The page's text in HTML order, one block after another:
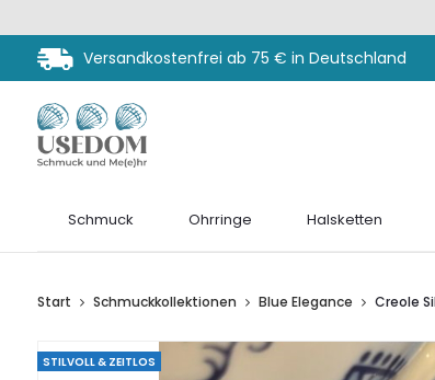
Versandkostenfrei ab 75 € in Deutschland
Schmuck Ohrringe Halsketten
Start Schmuckkollektionen Blue Elegance Creole
STILVOLL & ZEITLOS